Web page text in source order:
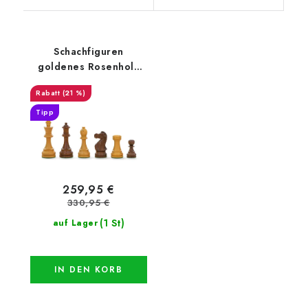
Schachfiguren
goldenes Rosenholz
(21 %)
Tipp
auf Lager (1 St)
259,95 €
330,95 €
IN DEN KORB